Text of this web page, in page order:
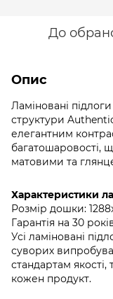
До
Опис
Ламіновані підлоги
структури
елегантним
багатошаровості,
матовими та
Характеристики
Розмір дошки:
Гарантія на 30
Усі ламіновані
суворих
стандартам
кожен продукт.